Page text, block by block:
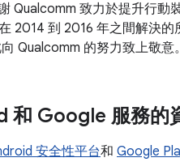
Qualcomm 致力於提升行
2014 到 2016 年之間解決
Qualcomm 的努力致上敬意。
和 Google 服務的
安全性平台和 Google